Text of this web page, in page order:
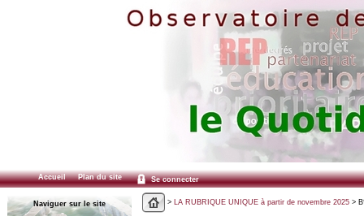
Accueil Plan du site Se connecter
Naviguer sur le site > LA RUBRIQUE UNIQUE à partir de novembre 2025>